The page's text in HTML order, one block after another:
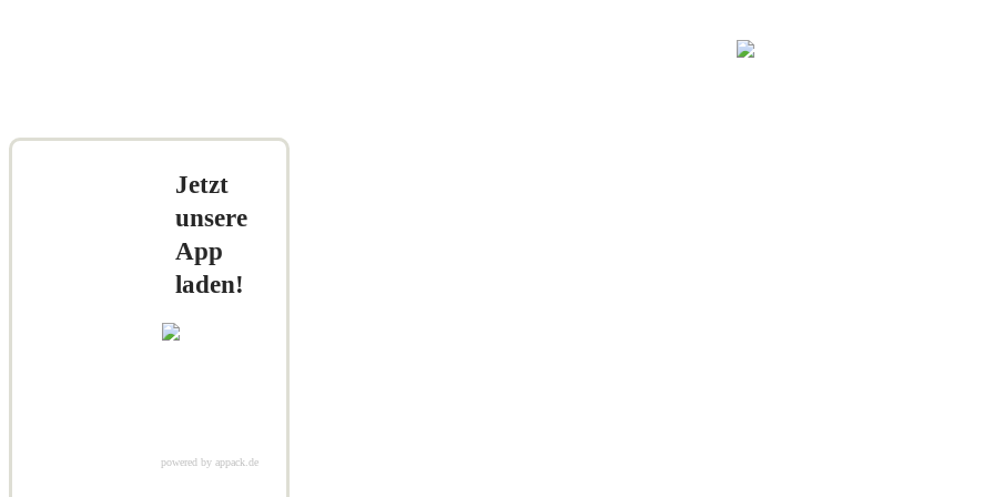
Jetzt
unsere
App
laden!
powered by appack.de